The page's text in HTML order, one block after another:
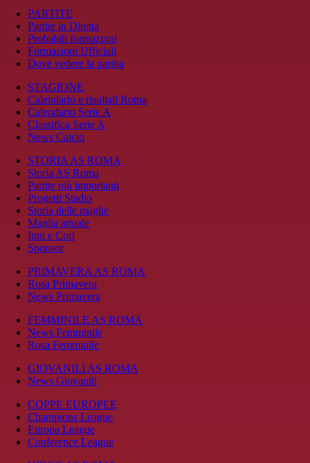
PARTITE
Partite in Diretta
Probabili formazioni
Formazioni Ufficiali
Dove vedere la partita
STAGIONE
Calendario e risultati Roma
Calendario Serie A
Classifica Serie A
News Calcio
STORIA AS ROMA
Storia AS Roma
Partite più importanti
Progetti Stadio
Storia delle maglie
Maglia attuale
Inni e Cori
Sponsor
PRIMAVERA AS ROMA
Rosa Primavera
News Primavera
FEMMINILE AS ROMA
News Femminile
Rosa Femminile
GIOVANILI AS ROMA
News Giovanili
COPPE EUROPEE
Champions League
Europa League
Conference League